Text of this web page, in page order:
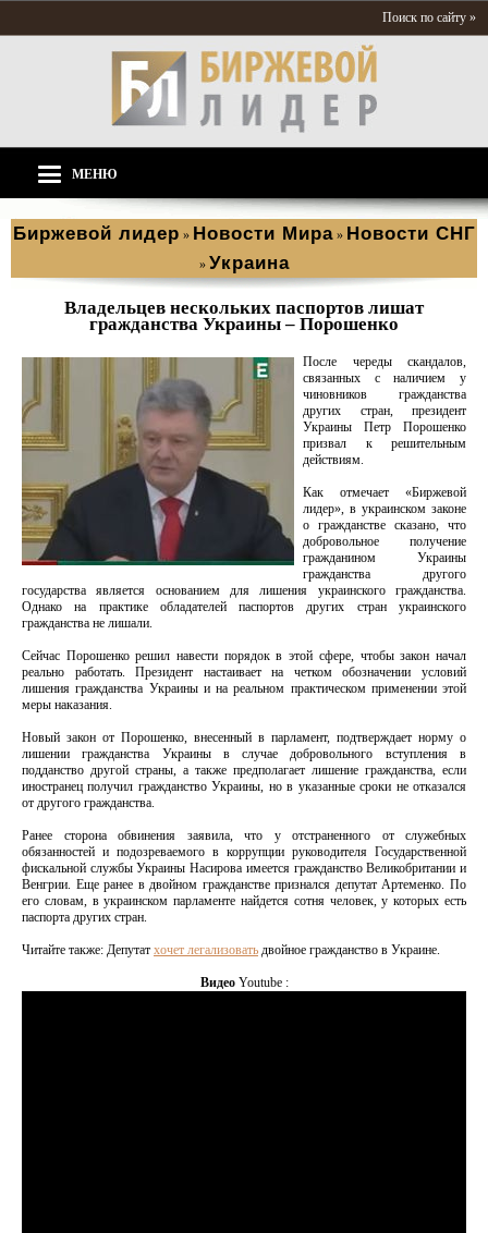
Поиск по сайту »
МЕНЮ
Биржевой лидер » Новости Мира » Новости СНГ
» Украина
Владельцев нескольких паспортов лишат
гражданства Украины – Порошенко
После череды скандалов,
связанных с наличием у
чиновников гражданства
других стран, президент
Украины Петр Порошенко
призвал к решительным
действиям.
Как отмечает «Биржевой
лидер», в украинском законе
о гражданстве сказано, что
добровольное получение
гражданином Украины
гражданства другого
государства является основанием для лишения украинского гражданства.
Однако на практике обладателей паспортов других стран украинского
гражданства не лишали.
Сейчас Порошенко решил навести порядок в этой сфере, чтобы закон начал
реально работать. Президент настаивает на четком обозначении условий
лишения гражданства Украины и на реальном практическом применении этой
меры наказания.
Новый закон от Порошенко, внесенный в парламент, подтверждает норму о
лишении гражданства Украины в случае добровольного вступления в
подданство другой страны, а также предполагает лишение гражданства, если
иностранец получил гражданство Украины, но в указанные сроки не отказался
от другого гражданства.
Ранее сторона обвинения заявила, что у отстраненного от служебных
обязанностей и подозреваемого в коррупции руководителя Государственной
фискальной службы Украины Насирова имеется гражданство Великобритании и
Венгрии. Еще ранее в двойном гражданстве признался депутат Артеменко. По
его словам, в украинском парламенте найдется сотня человек, у которых есть
паспорта других стран.
Читайте также: Депутат хочет легализовать двойное гражданство в Украине.
ВидеоYoutube :